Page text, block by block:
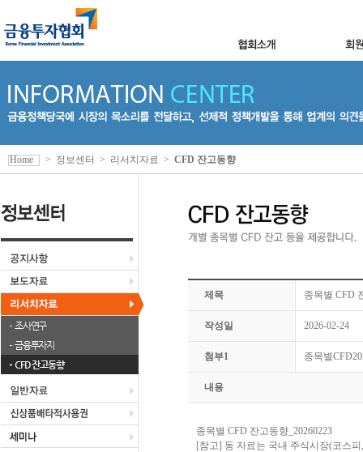
조사연구
금융투자지
CFD 잔고동향
Home > 정보센터 > 리서치자료 > CFD 잔고동향
제목 종목별 CFD
작성일 2026-02-24
첨부1 종목별
내용
종목별 CFD 잔고동향_20260223
[참고] 동 자료는 국내 주식시장(코스